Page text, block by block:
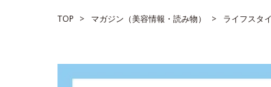
TOP マガジン（美容情報・読み物） ライフスタ